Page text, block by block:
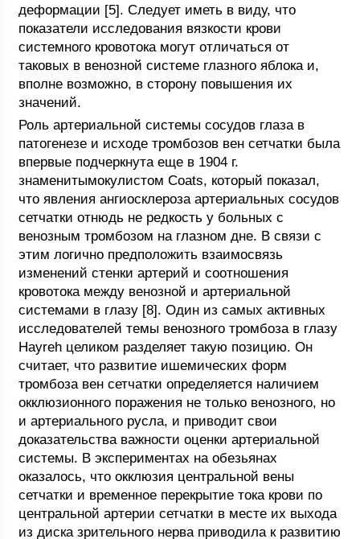
деформации [5]. Следует иметь в виду, что
показатели исследования вязкости крови
системного кровотока могут отличаться от
таковых в венозной системе глазного яблока и,
вполне возможно, в сторону повышения их
значений.
Роль артериальной системы сосудов глаза в
патогенезе и исходе тромбозов вен сетчатки была
впервые подчеркнута еще в 1904 г.
знаменитымокулистом Coats, который показал,
что явления ангиосклероза артериальных сосудов
сетчатки отнюдь не редкость у больных с
венозным тромбозом на глазном дне. В связи с
этим логично предположить взаимосвязь
изменений стенки артерий и соотношения
кровотока между венозной и артериальной
системами в глазу [8]. Один из самых активных
исследователей темы венозного тромбоза в глазу
Hayreh целиком разделяет такую позицию. Он
считает, что развитие ишемических форм
тромбоза вен сетчатки определяется наличием
окклюзионного поражения не только венозного, но
и артериального русла, и приводит свои
доказательства важности оценки артериальной
системы. В экспериментах на обезьянах
оказалось, что окклюзия центральной вены
сетчатки и временное перекрытие тока крови по
центральной артерии сетчатки в месте их выхода
из диска зрительного нерва приводила к развитию